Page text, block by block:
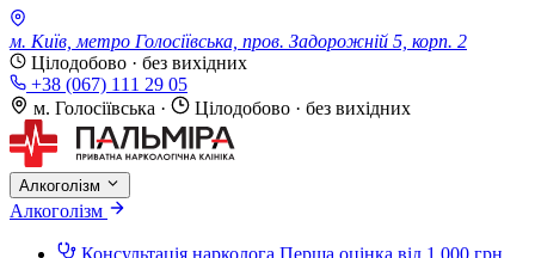
м. Київ, метро Голосіївська, пров. Задорожній 5, корп. 2
Цілодобово · без вихідних
+38 (067) 111 29 05
м. Голосіївська · Цілодобово · без вихідних
Алкоголізм
Алкоголізм